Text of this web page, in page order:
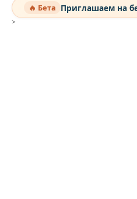
🔥 Бета Приглашаем на
>